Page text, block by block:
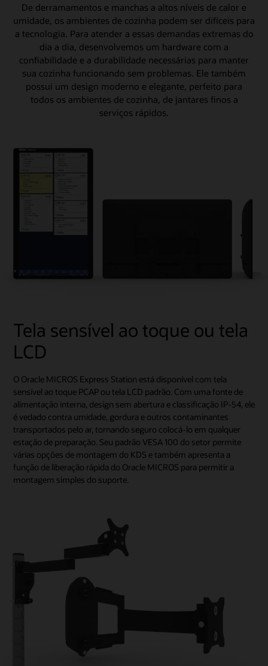
De derramamentos e manchas a altos níveis de calor e
umidade, os ambientes de cozinha podem ser difíceis para
a tecnologia. Para atender a essas demandas extremas do
dia a dia, desenvolvemos um hardware com a
confiabilidade e a durabilidade necessárias para manter
sua cozinha funcionando sem problemas. Ele também
possui um design moderno e elegante, perfeito para
todos os ambientes de cozinha, de jantares finos a
serviços rápidos.
Tela sensível ao toque ou tela
LCD
O Oracle MICROS Express Station está disponível com tela
sensível ao toque PCAP ou tela LCD padrão. Com uma fonte de
alimentação interna, design sem abertura e classificação IP-54, ele
é vedado contra umidade, gordura e outros contaminantes
transportados pelo ar, tornando seguro colocá-lo em qualquer
estação de preparação. Seu padrão VESA 100 do setor permite
várias opções de montagem do KDS e também apresenta a
função de liberação rápida do Oracle MICROS para permitir a
montagem simples do suporte.